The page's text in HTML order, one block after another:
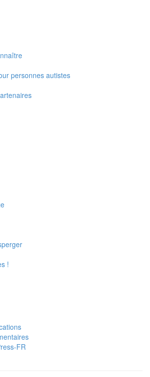
personnes autistes
!
FR